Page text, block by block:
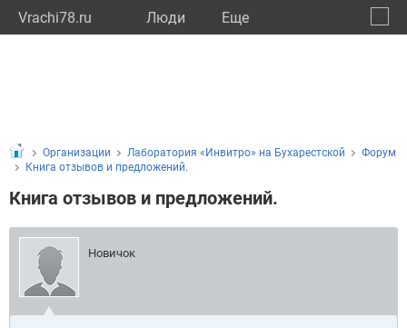
Vrachi78.ru Люди Eще
Организации Лаборатория «Инвитро» на Бухарестской
Форум
Книга отзывов и предложений.
Книга отзывов и предложений.
Новичок